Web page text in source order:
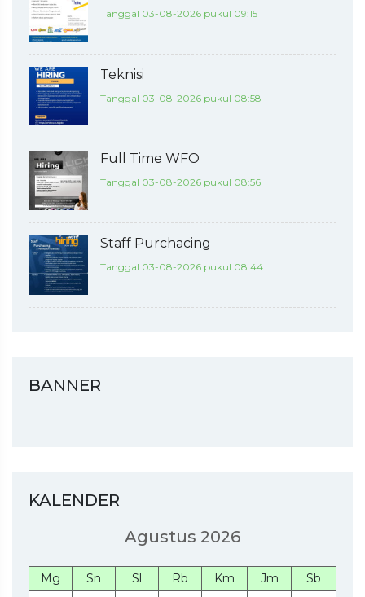
Tanggal 03-08-2026 pukul 09:15
Teknisi
Tanggal 03-08-2026 pukul 08:58
Full Time WFO
Tanggal 03-08-2026 pukul 08:56
Staff Purchacing
Tanggal 03-08-2026 pukul 08:44
BANNER
KALENDER
Agustus 2026
Mg Sn Sl Rb Km Jm
Sb